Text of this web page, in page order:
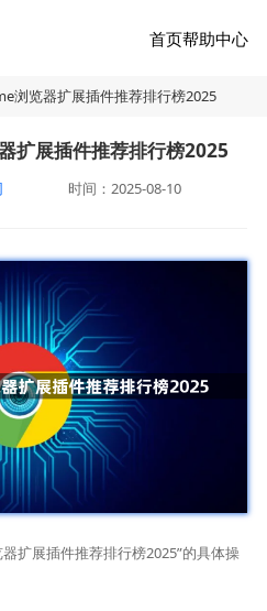
首页帮助中心
浏览器扩展插件推荐排行榜2025
扩展插件推荐排行榜2025
时间：2025-08-10
扩展插件推荐排行榜2025”的具体操